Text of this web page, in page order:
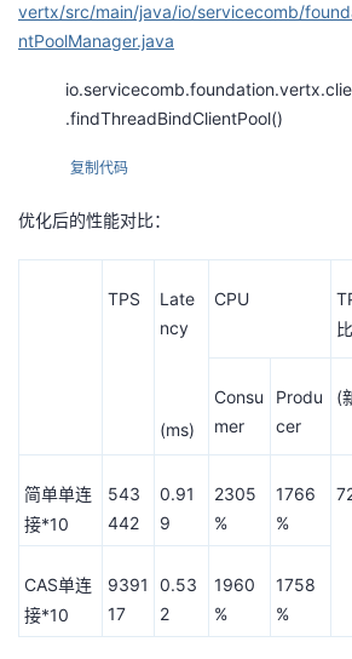
vertx/src/main/java/io/servicecomb/
ntPoolManager.java
.findThreadBindClientPool()
复制代码
优化后的性能对比：
TPS
Late
ncy
(ms)
CPU
Consu
mer
Produ
cer
(
简单单连
接*10
543
442
0.91
9
2305
%
1766
%
CAS单连
接*10
9391
17
0.53
2
1960
%
1758
%